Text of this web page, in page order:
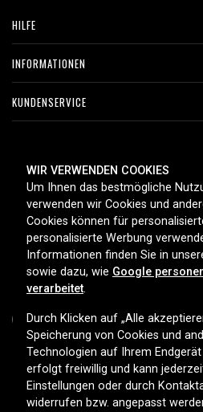
HILFE
INFORMATIONEN
KUNDENSERVICE
Copyright © 2026,
WIR VERWENDEN COOKIES
Um Ihnen das bestmögliche
verwenden wir Cookies und
Cookies können für
personalisierte Werbung
Informationen finden Sie in
sowie dazu, wie Google
verarbeitet.
Durch Klicken auf „Alle
Speicherung von Cookies und
Technologien auf Ihrem Endgerät
erfolgt freiwillig und kann
Einstellungen oder durch
widerrufen bzw. angepasst